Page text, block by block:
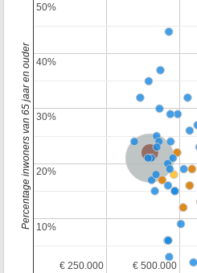
Nederland
Provincie Gelderland
€ 250.000
€ 250.000 € 500.000
€ 500.000
10%
10%
20%
20%
30%
30%
40%
40%
50%
50%
Percentage inwoners van 65 jaar en ouder